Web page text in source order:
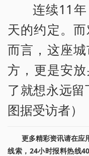
连续11
天的约定。
而言，这座
方，更是安
了就想永远
图据受访者）
更多精彩资讯请在应
线索，24小时报料热线